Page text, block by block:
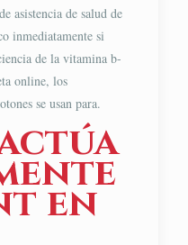
asistencia de salud de
inmediatamente si
de la vitamina b-
online, los
se usan para.
en